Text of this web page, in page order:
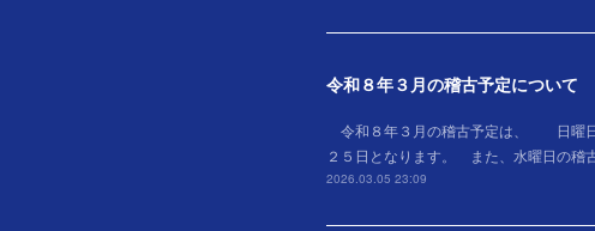
令和８年３月の稽古予定について
令和８年３月の稽古予定は、 日
２５日となります。 また、水曜日
2026.03.05 23:09